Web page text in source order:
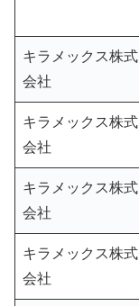
キラメックス株式
会社
キラメックス株式
会社
キラメックス株式
会社
キラメックス株式
会社